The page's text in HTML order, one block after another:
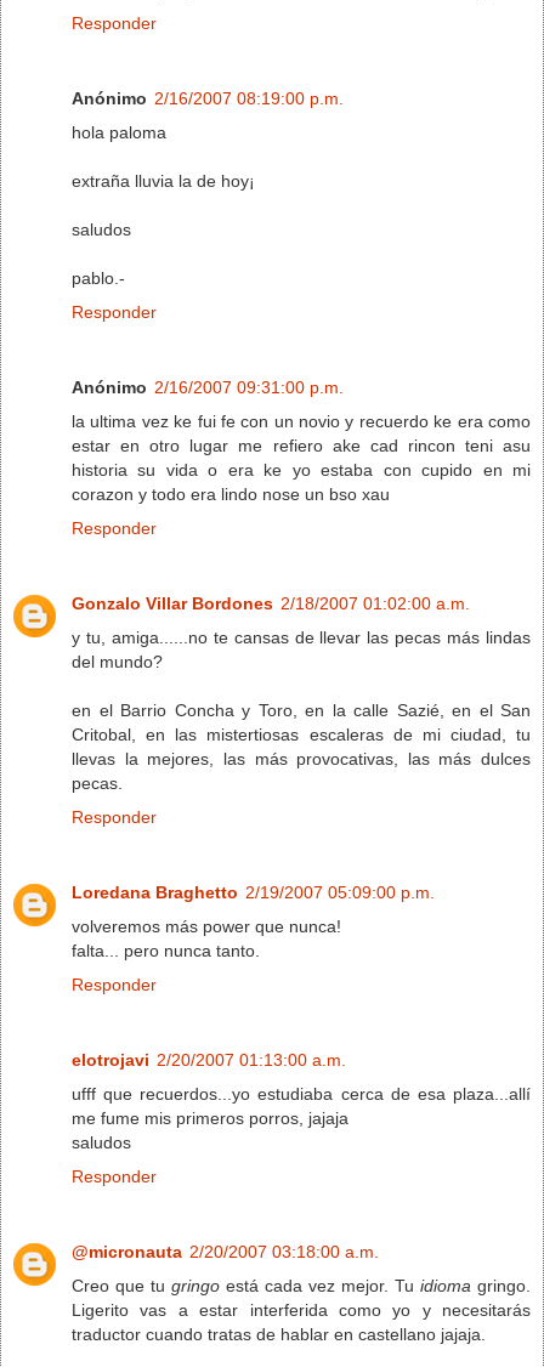
Responder
Anónimo 2/16/2007 08:19:00 p.m.
hola paloma
extraña lluvia la de hoy¡
saludos
pablo.-
Responder
Anónimo 2/16/2007 09:31:00 p.m.
la ultima vez ke fui fe con un novio y recuerdo ke era como
estar en otro lugar me refiero ake cad rincon teni asu
historia su vida o era ke yo estaba con cupido en mi
corazon y todo era lindo nose un bso xau
Responder
Gonzalo Villar Bordones 2/18/2007 01:02:00 a.m.
y tu, amiga......no te cansas de llevar las pecas más lindas
del mundo?
en el Barrio Concha y Toro, en la calle Sazié, en el San
Critobal, en las mistertiosas escaleras de mi ciudad, tu
llevas la mejores, las más provocativas, las más dulces
pecas.
Responder
Loredana Braghetto 2/19/2007 05:09:00 p.m.
volveremos más power que nunca!
falta... pero nunca tanto.
Responder
elotrojavi 2/20/2007 01:13:00 a.m.
ufff que recuerdos...yo estudiaba cerca de esa plaza...allí
me fume mis primeros porros, jajaja
saludos
Responder
@micronauta 2/20/2007 03:18:00 a.m.
Creo que tu gringo está cada vez mejor. Tu idioma gringo.
Ligerito vas a estar interferida como yo y necesitarás
traductor cuando tratas de hablar en castellano jajaja.